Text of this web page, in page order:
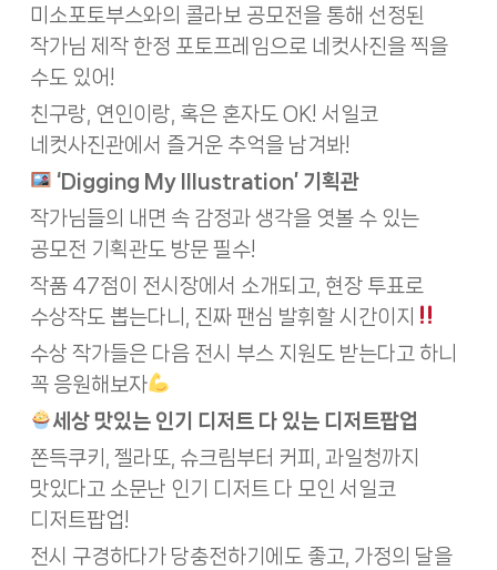
미소포토부스와의 콜라보 공모전을 통해 선정된
작가님 제작 한정 포토프레임으로 네컷사진을 찍을
수도 있어!
친구랑, 연인이랑, 혹은 혼자도 OK! 서일코
네컷사진관에서 즐거운 추억을 남겨봐!
‘Digging My Illustration’ 기획관
작가님들의 내면 속 감정과 생각을 엿볼 수 있는
공모전 기획관도 방문 필수!
작품 47점이 전시장에서 소개되고, 현장 투표로
수상작도 뽑는다니, 진짜 팬심 발휘할 시간이지
수상 작가들은 다음 전시 부스 지원도 받는다고 하니
꼭 응원해보자
세상 맛있는 인기 디저트 다 있는 디저트팝업
쫀득쿠키, 젤라또, 슈크림부터 커피, 과일청까지
맛있다고 소문난 인기 디저트 다 모인 서일코
디저트팝업!
전시 구경하다가 당충전하기에도 좋고, 가정의 달을